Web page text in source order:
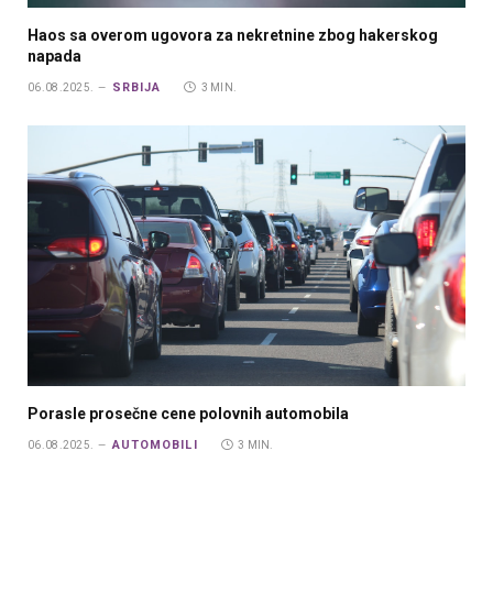
Haos sa overom ugovora za nekretnine zbog hakerskog
napada
06.08.2025. SRBIJA 3 MIN.
Porasle prosečne cene polovnih automobila
06.08.2025. AUTOMOBILI 3 MIN.